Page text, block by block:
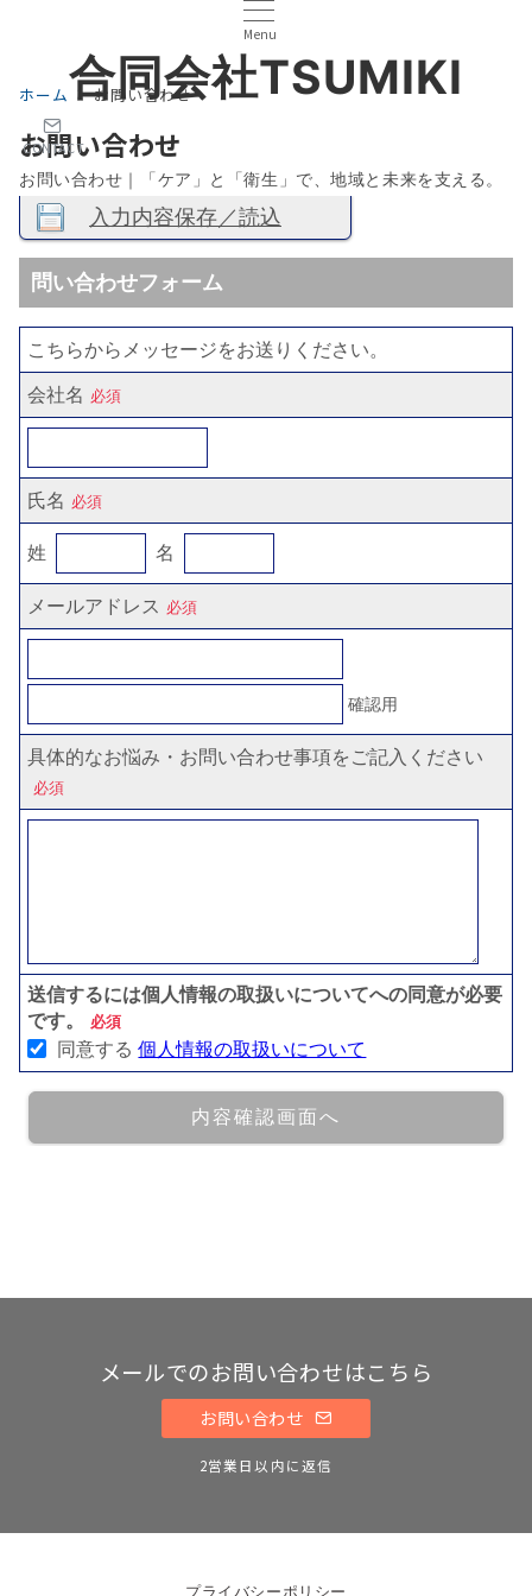
Menu
合同会社TSUMIKI
CONTACT
ホーム お問い合わせ
お問い合わせ
お問い合わせ｜「ケア」と「衛生」で、地域と未来を支える。
メールでのお問い合わせはこちら
お問い合わせ
2営業日以内に返信
プライバシーポリシー